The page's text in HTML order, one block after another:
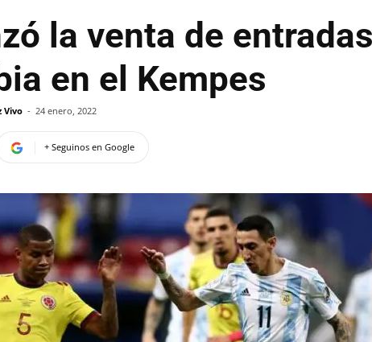
la venta de
en el Kempes
Vivo - 24 enero, 2022
+ Seguinos en Google